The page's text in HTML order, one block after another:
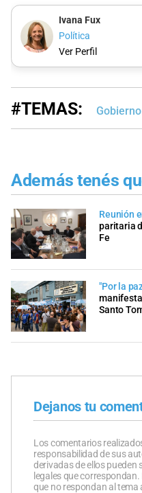
Ivana Fux
Política
Ver Perfil
#TEMAS:
Además tenés
Reunión
paritaria
Fe
"Por la
Santo
Dejanos tu
Los comentarios
responsabilidad de sus
derivadas de ellos pueden
legales que
que no respondan al